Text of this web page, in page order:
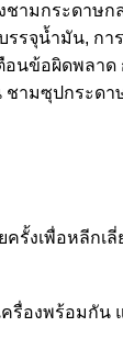
ชามกระดาษ
รจุน้ำมัน, ก
ตือนข้อผิดพล
ามซุปกระด
รั้งเพื่อหลีกเ
รื่องพร้อมกั